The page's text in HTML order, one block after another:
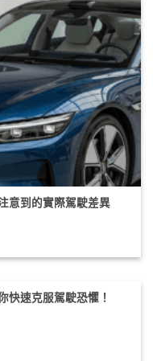
意到的實際駕駛差異
快速克服駕駛恐懼！